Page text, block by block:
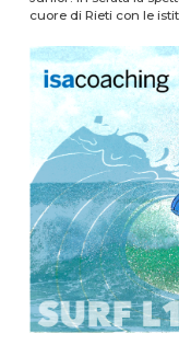
cuore di Rieti con le